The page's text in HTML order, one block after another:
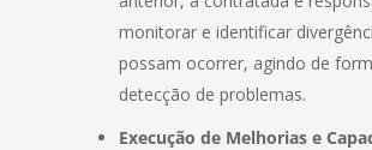
monitorar e identificar
possam ocorrer, agindo de
detecção de problemas.
Execução de Melhorias e